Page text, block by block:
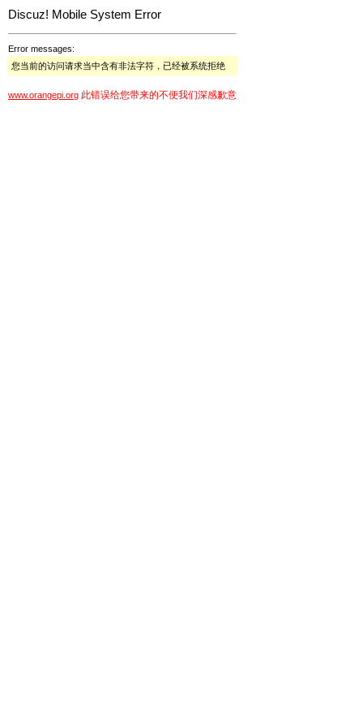
Discuz! Mobile System Error
Error messages:
您当前的访问请求当中含有非法字符，已经被系统拒绝
www.orangepi.org 此错误给您带来的不便我们深感歉意